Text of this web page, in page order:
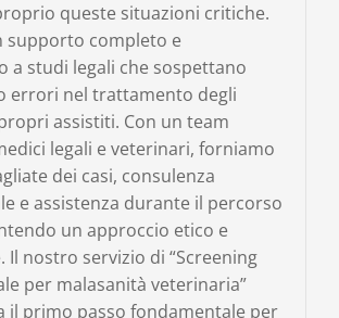
queste situazioni critiche.
supporto completo e
a studi legali che sospettano
errori nel trattamento degli
assistiti. Con un team
legali e veterinari, forniamo
dei casi, consulenza
e assistenza durante il percorso
un approccio etico e
Il nostro servizio di “Screening
per malasanità veterinaria”
il primo passo fondamentale per